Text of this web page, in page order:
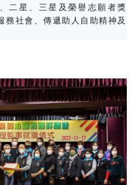
二星、三星及榮譽志願者獎
務社會、傳遞助人自助精神及